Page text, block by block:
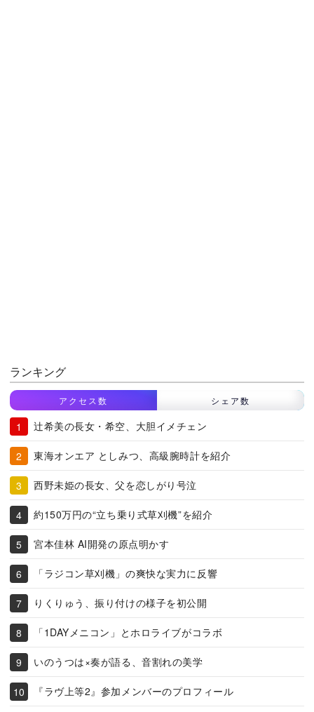
ランキング
アクセス数 シェア数
辻希美の長女・希空、大胆イメチェン
東海オンエア としみつ、高級腕時計を紹介
西野未姫の長女、父を恋しがり号泣
約150万円の“立ち乗り式草刈機”を紹介
宮本佳林 AI開発の原点明かす
「ラジコン草刈機」の爽快な実力に反響
りくりゅう、振り付けの様子を初公開
「1DAYメニコン」とホロライブがコラボ
いのうつは×奏が語る、音割れの美学
『ラヴ上等2』参加メンバーのプロフィール